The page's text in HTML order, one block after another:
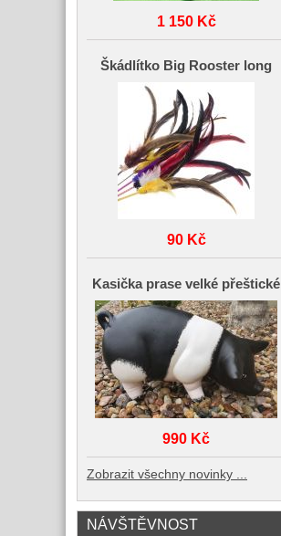
1 150 Kč
Škádlítko Big Rooster long
90 Kč
Kasička prase velké přeštické
990 Kč
Zobrazit všechny novinky ...
NÁVŠTĚVNOST